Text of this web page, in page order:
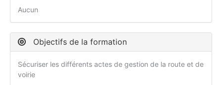
Aucun
Objectifs de la formation
Sécuriser les différents actes de gestion de la route et de
voirie